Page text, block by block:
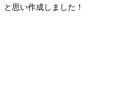
と思い作成しました！